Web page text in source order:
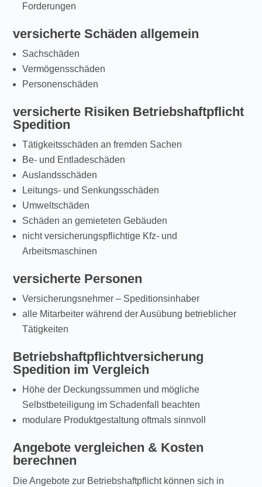
Forderungen
versicherte Schäden allgemein
Sachschäden
Vermögensschäden
Personenschäden
versicherte Risiken Betriebshaftpflicht
Spedition
Tätigkeitsschäden an fremden Sachen
Be- und Entladeschäden
Auslandsschäden
Leitungs- und Senkungsschäden
Umweltschäden
Schäden an gemieteten Gebäuden
nicht versicherungspflichtige Kfz- und
Arbeitsmaschinen
versicherte Personen
Versicherungsnehmer – Speditionsinhaber
alle Mitarbeiter während der Ausübung betrieblicher
Tätigkeiten
Betriebshaftpflichtversicherung
Spedition im Vergleich
Höhe der Deckungssummen und mögliche
Selbstbeteiligung im Schadenfall beachten
modulare Produktgestaltung oftmals sinnvoll
Angebote vergleichen & Kosten
berechnen
Die Angebote zur Betriebshaftpflicht können sich in